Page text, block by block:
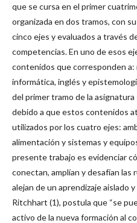
que se cursa en el primer
organizada en dos tramos, con
cinco ejes y evaluados a través
competencias. En uno de esos
contenidos que corresponden
informática, inglés y
del primer tramo de la asignatura
debido a que estos contenidos
utilizados por los cuatro ejes:
alimentación y sistemas y
presente trabajo es evidenciar
conectan, amplían y desafían las
alejan de un aprendizaje aislado
Ritchhart (1), postula que “se
activo de la nueva formación al